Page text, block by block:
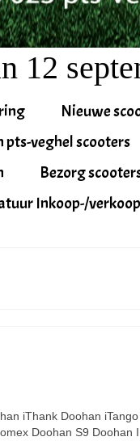
12
Nieuwe
veghel scooters
Bezorg
Inkoop-/
iThank Doohan
Doohan S9 Doohan